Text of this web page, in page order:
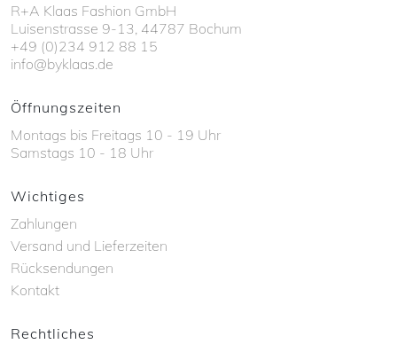
R+A Klaas Fashion GmbH
Luisenstrasse 9-13, 44787 Bochum
+49 (0)234 912 88 15
info@byklaas.de
Öffnungszeiten
Montags bis Freitags 10 - 19 Uhr
Samstags 10 - 18 Uhr
Wichtiges
Zahlungen
Versand und Lieferzeiten
Rücksendungen
Kontakt
Rechtliches